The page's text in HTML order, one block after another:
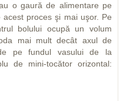
o gaură de alimentare pe
proces şi mai uşor. Pe
bolului ocupă un volum
mai mult decât axul de
pe fundul vasului de la
de mini-tocător orizontal: